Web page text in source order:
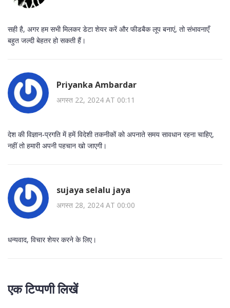
सही है, अगर हम सभी मिलकर डेटा शेयर करें और फीडबैक लूप बनाएं, तो संभावनाएँ
बहुत जल्दी बेहतर हो सकती हैं।
Priyanka Ambardar
अगस्त 22, 2024 AT 00:11
देश की विज्ञान‑प्रगति में हमें विदेशी तकनीकों को अपनाते समय सावधान रहना चाहिए,
नहीं तो हमारी अपनी पहचान खो जाएगी।
sujaya selalu jaya
अगस्त 28, 2024 AT 00:00
धन्यवाद, विचार शेयर करने के लिए।
एक टिप्पणी लिखें